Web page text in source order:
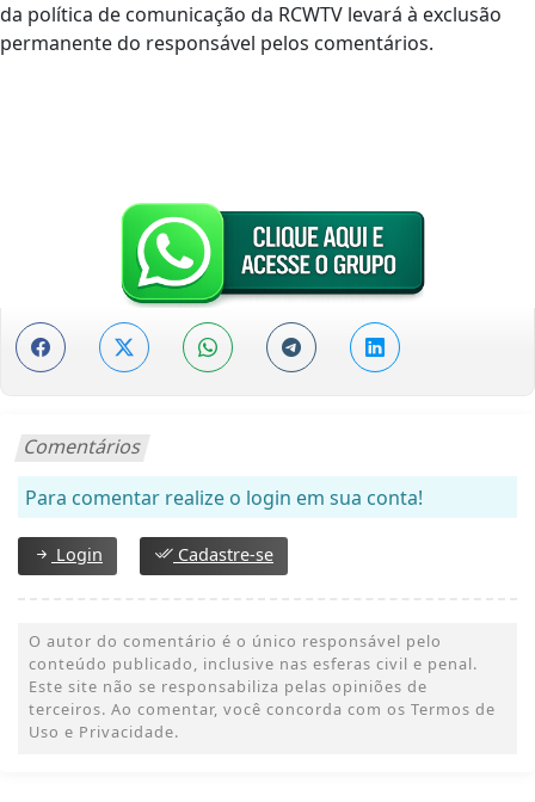
da política de comunicação da RCWTV levará à exclusão
permanente do responsável pelos comentários.
Comentários
Para comentar realize o login em sua conta!
Login Cadastre-se
O autor do comentário é o único responsável pelo
conteúdo publicado, inclusive nas esferas civil e penal.
Este site não se responsabiliza pelas opiniões de
terceiros. Ao comentar, você concorda com os Termos de
Uso e Privacidade.